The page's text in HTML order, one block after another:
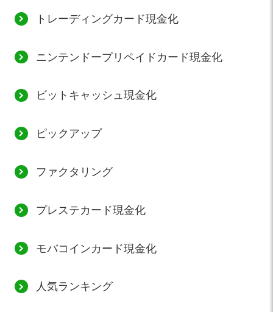
トレーディングカード現金化
ニンテンドープリペイドカード現金化
ビットキャッシュ現金化
ピックアップ
ファクタリング
プレステカード現金化
モバコインカード現金化
人気ランキング